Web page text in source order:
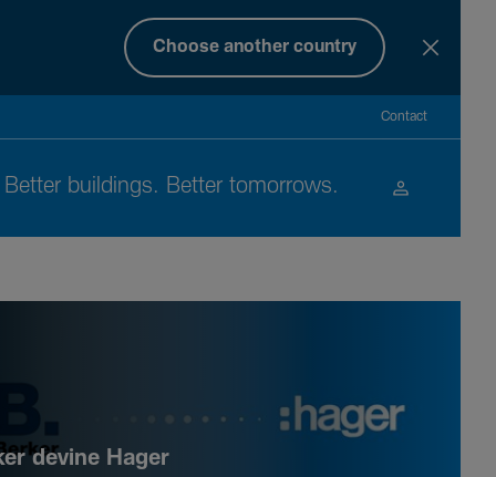
Choose another country
Contact
Better buil­dings. Better tomor­rows.
devine Hager